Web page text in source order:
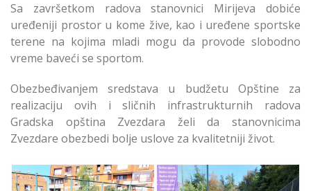
Sa završetkom radova stanovnici Mirijeva dobiće
uređeniji prostor u kome žive, kao i uređene sportske
terene na kojima mladi mogu da provode slobodno
vreme baveći se sportom.
Obezbeđivanjem sredstava u budžetu Opštine za
realizaciju ovih i sličnih infrastrukturnih radova
Gradska opština Zvezdara želi da stanovnicima
Zvezdare obezbedi bolje uslove za kvalitetniji život.